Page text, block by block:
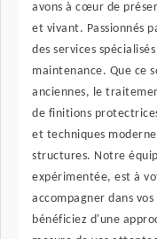
avons à cœur de
et vivant. Passionnés
des services
maintenance. Que ce
anciennes, le
de finitions
et techniques
structures. Notre
expérimentée, est à
accompagner dans
bénéficiez d'une